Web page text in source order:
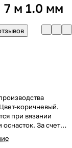
7 м 1.0 мм
коричневый.
при вязании
За счет
помогает
крупной рыбы на